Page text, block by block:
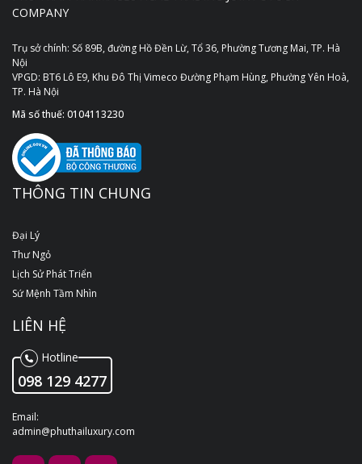
COMPANY
Trụ sở chính: Số 89B, đường Hồ Đền Lừ, Tổ 36, Phường Tương Mai, TP. Hà
Nội
VPGD: BT6 Lô E9, Khu Đô Thị Vimeco Đường Phạm Hùng, Phường Yên Hoà,
TP. Hà Nội
Mã số thuế: 0104113230
THÔNG TIN CHUNG
Đại Lý
Thư Ngỏ
Lịch Sử Phát Triển
Sứ Mệnh Tầm Nhìn
LIÊN HỆ
Hotline
098 129 4277
Email:
admin@phuthailuxury.com